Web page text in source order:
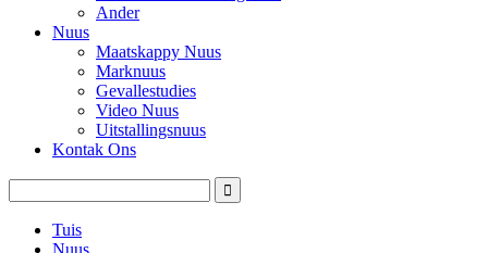
Ander
Nuus
Maatskappy Nuus
Marknuus
Gevallestudies
Video Nuus
Uitstallingsnuus
Kontak Ons
Tuis
Nuus